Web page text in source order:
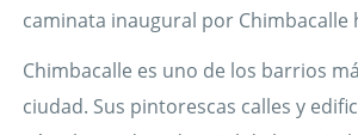
caminata inaugural por Chimbacalle
Chimbacalle es uno de los barrios
ciudad. Sus pintorescas calles y